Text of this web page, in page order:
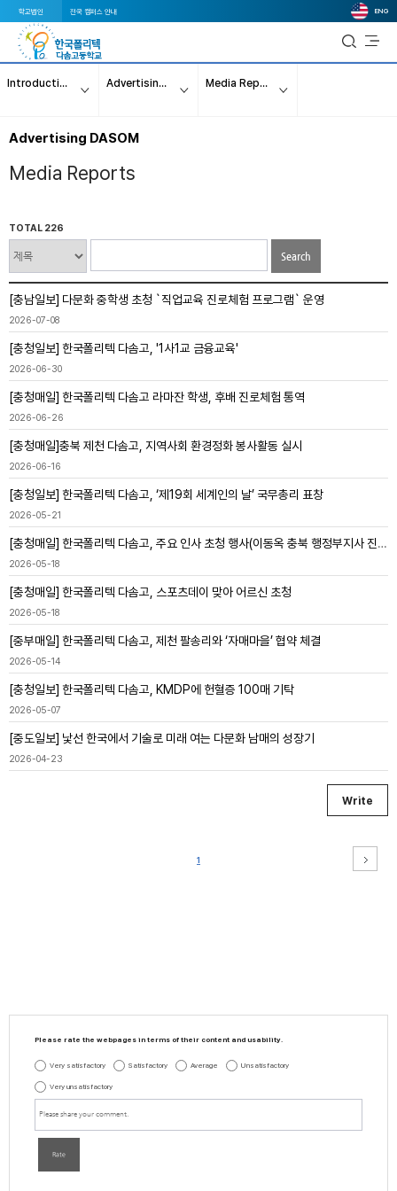
학교법인 전국 캠퍼스 안내 ENG
Introduction Advertising DASOM Media Reports
Advertising DASOM
Media Reports
TOTAL 226
Search
[충남일보] 다문화 중학생 초청 `직업교육 진로체험 프로그램` 운영
2026-07-08
[충청일보] 한국폴리텍 다솜고, '1사1교 금융교육'
2026-06-30
[충청매일] 한국폴리텍 다솜고 라마잔 학생, 후배 진로체험 통역
2026-06-26
[충청매일]충북 제천 다솜고, 지역사회 환경정화 봉사활동 실시
2026-06-16
[충청일보] 한국폴리텍 다솜고, ‘제19회 세계인의 날’ 국무총리 표창
2026-05-21
[충청매일] 한국폴리텍 다솜고, 주요 인사 초청 행사(이동옥 충북 행정부지사 진로특강)
2026-05-18
[충청매일] 한국폴리텍 다솜고, 스포츠데이 맞아 어르신 초청
2026-05-18
[중부매일] 한국폴리텍 다솜고, 제천 팔송리와 ‘자매마을’ 협약 체결
2026-05-14
[충청일보] 한국폴리텍 다솜고, KMDP에 헌혈증 100매 기탁
2026-05-07
[중도일보] 낯선 한국에서 기술로 미래 여는 다문화 남매의 성장기
2026-04-23
Write
1
Please rate the webpages in terms of their content and usability.
Very satisfactory Satisfactory Average Unsatisfactory
Very unsatisfactory
Rate